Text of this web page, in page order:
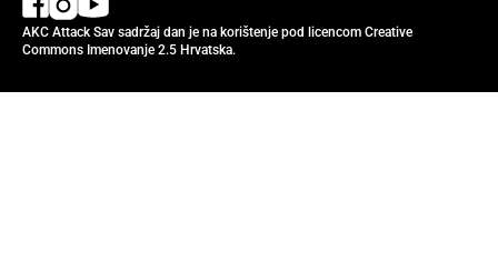
AKC Attack Sav sadržaj dan je na korištenje pod licencom Creative
Commons Imenovanje 2.5 Hrvatska.